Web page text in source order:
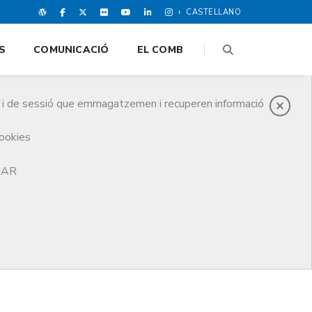
CASTELLANO
sessió que emmagatzemen i recuperen informació
COMUNICACIÓ EL COMB